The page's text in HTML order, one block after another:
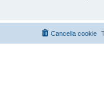
Cancella cookie